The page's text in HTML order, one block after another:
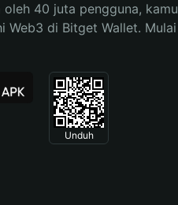
40 juta pengguna, kamu
Web3 di Bitget Wallet. Mulai
Unduh